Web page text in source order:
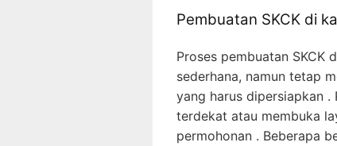
Pembuatan SKCK di
Proses pembuatan SKCK
sederhana, namun tetap
yang harus dipersiapkan
terdekat atau membuka
permohonan . Beberapa